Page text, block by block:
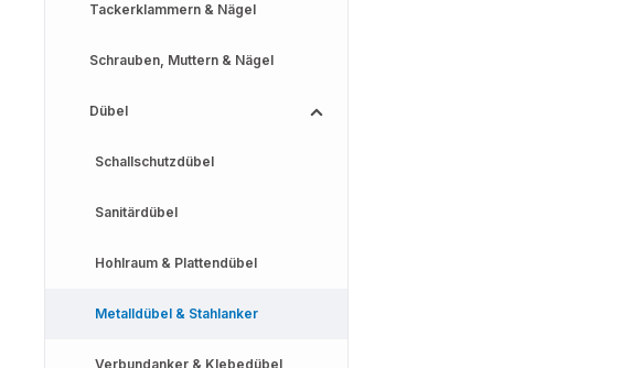
Tackerklammern & Nägel
Schrauben, Muttern & Nägel
Dübel
Schallschutzdübel
Sanitärdübel
Hohlraum & Plattendübel
Metalldübel & Stahlanker
Verbundanker & Klebedübel